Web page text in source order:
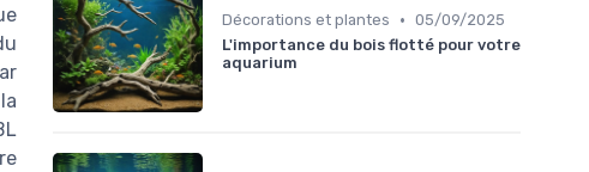
Décorations et plantes • 05/09/2025
L'importance du bois flotté pour votre
aquarium